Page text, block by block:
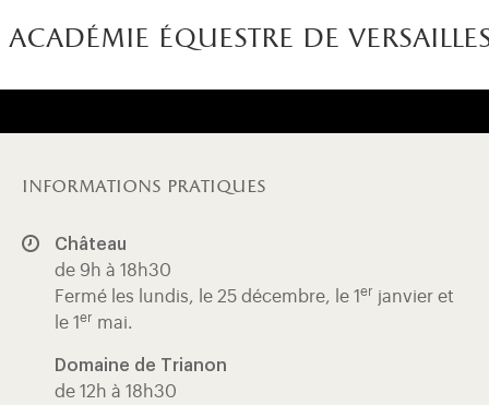
académie équestre de
informations pratiques
Château
de 9h à 18h30
Fermé les lundis, le 25 décembre, le 1 er janvier et
le 1 er mai.
Domaine de Trianon
de 12h à 18h30